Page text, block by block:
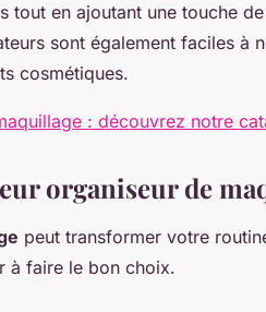
tout en ajoutant une touche
sont également faciles à
cosmétiques.
: découvrez notre
organiseur de
peut transformer votre
à faire le bon choix.